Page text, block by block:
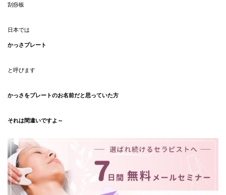
刮痧板
日本では
かっさプレート
と呼びます
かっさをプレートのお名前だと思っていた方
それは間違いですよ～